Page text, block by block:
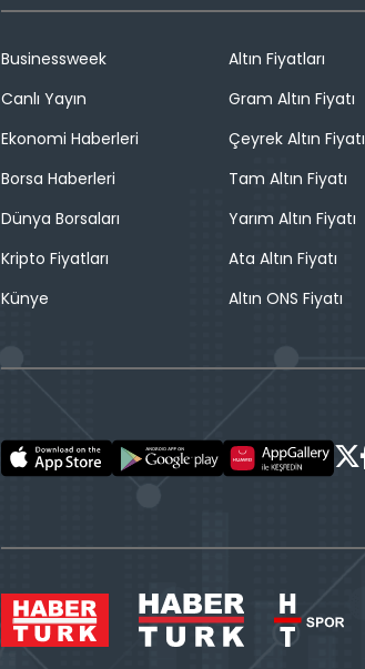
Businessweek
Canlı Yayın
Ekonomi Haberleri
Borsa Haberleri
Dünya Borsaları
Kripto Fiyatları
Künye
Altın Fiyatları
Gram Altın Fiyatı
Çeyrek Altın Fiyatı
Tam Altın Fiyatı
Yarım Altın Fiyatı
Ata Altın Fiyatı
Altın ONS Fiyatı